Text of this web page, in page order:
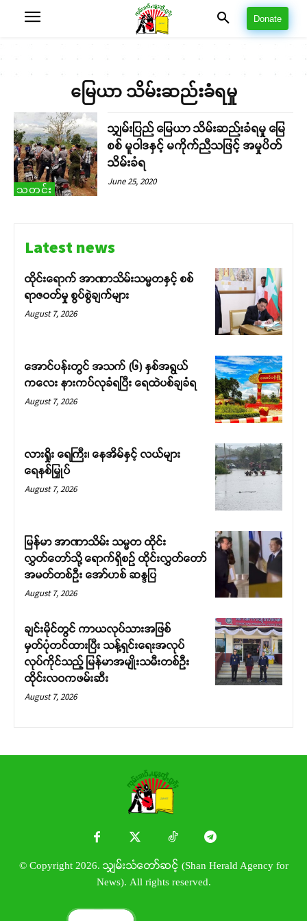
Donate
မြေယာ သိမ်းဆည်းခံရမှု
သတင်း
သျှမ်းပြည် မြေယာ သိမ်းဆည်းခံရမှု မြေ
စစ် မူဝါဒနှင့် မကိုက်ညီသဖြင့် အမှုပိတ်
သိမ်းခံရ
June 25, 2020
Latest news
ထိုင်းရောက် အာဏာသိမ်းသမ္မတနှင့် စစ်
ရာဇဝတ်မှု စွပ်စွဲချက်များ
August 7, 2026
အောင်ပန်းတွင် အသက် (၆) နှစ်အရွယ်
ကလေး နားကပ်လုခံရပြီး ရေထဲပစ်ချခံရ
August 7, 2026
လားရှိုး ရေကြီး၊ နေအိမ်နှင့် လယ်များ
ရေနစ်မြှုပ်
August 7, 2026
မြန်မာ အာဏာသိမ်း သမ္မတ ထိုင်း
လွှတ်တော်သို့ ရောက်ရှိစဉ် ထိုင်းလွှတ်တော်
အမတ်တစ်ဦး အော်ဟစ် ဆန္ဒပြ
August 7, 2026
ချင်းမိုင်တွင် ကာယလုပ်သားအဖြစ်
မှတ်ပုံတင်ထားပြီး သန့်ရှင်းရေးအလုပ်
လုပ်ကိုင်သည့် မြန်မာအမျိုးသမီးတစ်ဦး
ထိုင်းလဝကဖမ်းဆီး
August 7, 2026
© Copyright 2026. သျှမ်းသံတော်ဆင့် (Shan Herald Agency for
News). All rights reserved.